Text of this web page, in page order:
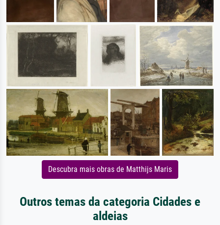
Descubra mais obras de Matthijs Maris
Outros temas da categoria Cidades e
aldeias